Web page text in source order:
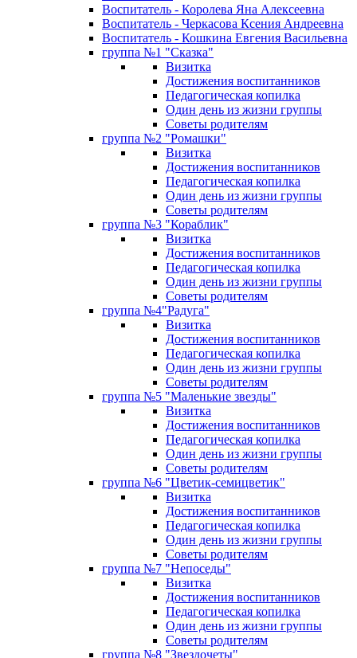
Воспитатель - Королева Яна Алексеевна
Воспитатель - Черкасова Ксения Андреевна
Воспитатель - Кошкина Евгения Васильевна
группа №1 "Сказка"
Визитка
Достижения воспитанников
Педагогическая копилка
Один день из жизни группы
Советы родителям
группа №2 "Ромашки"
Визитка
Достижения воспитанников
Педагогическая копилка
Один день из жизни группы
Советы родителям
группа №3 "Кораблик"
Визитка
Достижения воспитанников
Педагогическая копилка
Один день из жизни группы
Советы родителям
группа №4"Радуга"
Визитка
Достижения воспитанников
Педагогическая копилка
Один день из жизни группы
Советы родителям
группа №5 "Маленькие звезды"
Визитка
Достижения воспитанников
Педагогическая копилка
Один день из жизни группы
Советы родителям
группа №6 "Цветик-семицветик"
Визитка
Достижения воспитанников
Педагогическая копилка
Один день из жизни группы
Советы родителям
группа №7 "Непоседы"
Визитка
Достижения воспитанников
Педагогическая копилка
Один день из жизни группы
Советы родителям
группа №8 "Звездочеты"